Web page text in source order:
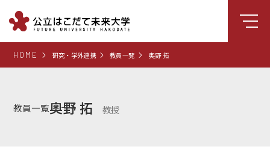
大学院
HOME 研究・学外連携 教員一覧 奥野 拓
教員一覧奥野 拓 教授